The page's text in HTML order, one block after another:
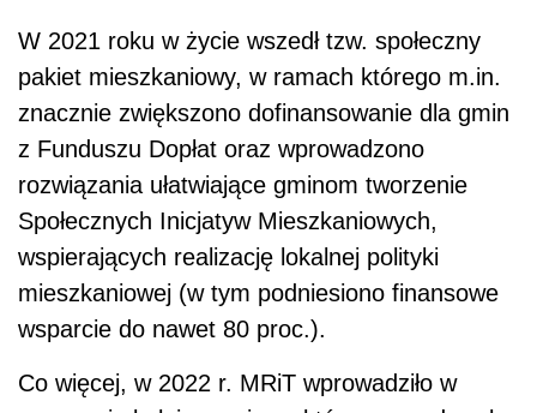
W 2021 roku w życie wszedł tzw. społeczny
pakiet mieszkaniowy, w ramach którego m.in.
znacznie zwiększono dofinansowanie dla gmin
z Funduszu Dopłat oraz wprowadzono
rozwiązania ułatwiające gminom tworzenie
Społecznych Inicjatyw Mieszkaniowych,
wspierających realizację lokalnej polityki
mieszkaniowej (w tym podniesiono finansowe
wsparcie do nawet 80 proc.).
Co więcej, w 2022 r. MRiT wprowadziło w